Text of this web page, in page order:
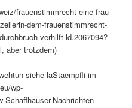
frauenstimmrecht-eine-frau-
dem-frauenstimmrecht-
verhilft-ld.2067094?
aber trotzdem)
siehe laStaempfli im
wp-
Schaffhauser-Nachrichten-